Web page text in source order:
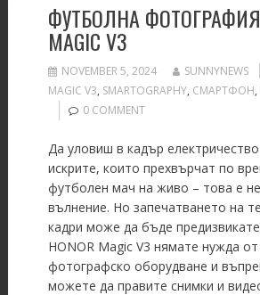
ФУТБОЛНА ФОТОГРАФИЯ
MAGIC V3
NOVEMBER 5, 2024 SUNNYNEWS
MAGIC V3, SMARTOGRAPHY, СМАРТФОН,
0 COMMENT
Да уловиш в кадър
искрите, които прехвърчат по
футболен мач на живо – това е
вълнение. Но запечатването на
кадри може да бъде
HONOR Magic V3 нямате нужда
фотографско оборудване и
можете да правите снимки и